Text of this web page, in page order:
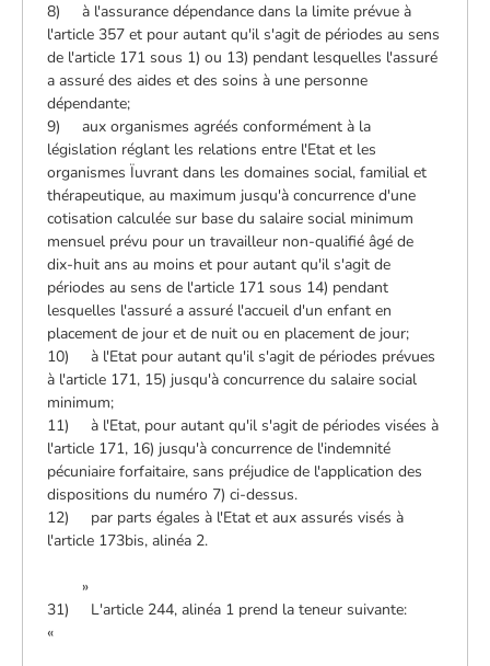
8) à l'assurance dépendance dans la limite prévue à
l'article 357 et pour autant qu'il s'agit de périodes au sens
de l'article 171 sous 1) ou 13) pendant lesquelles l'assuré
a assuré des aides et des soins à une personne
dépendante;
9) aux organismes agréés conformément à la
législation réglant les relations entre l'Etat et les
organismes Ïuvrant dans les domaines social, familial et
thérapeutique, au maximum jusqu'à concurrence d'une
cotisation calculée sur base du salaire social minimum
mensuel prévu pour un travailleur non-qualifié âgé de
dix-huit ans au moins et pour autant qu'il s'agit de
périodes au sens de l'article 171 sous 14) pendant
lesquelles l'assuré a assuré l'accueil d'un enfant en
placement de jour et de nuit ou en placement de jour;
10) à l'Etat pour autant qu'il s'agit de périodes prévues
à l'article 171, 15) jusqu'à concurrence du salaire social
minimum;
11) à l'Etat, pour autant qu'il s'agit de périodes visées à
l'article 171, 16) jusqu'à concurrence de l'indemnité
pécuniaire forfaitaire, sans préjudice de l'application des
dispositions du numéro 7) ci-dessus.
12) par parts égales à l'Etat et aux assurés visés à
l'article 173bis, alinéa 2.
»
31) L'article 244, alinéa 1 prend la teneur suivante:
«